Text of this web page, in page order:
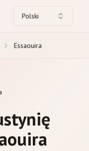
Polski
Essaouira